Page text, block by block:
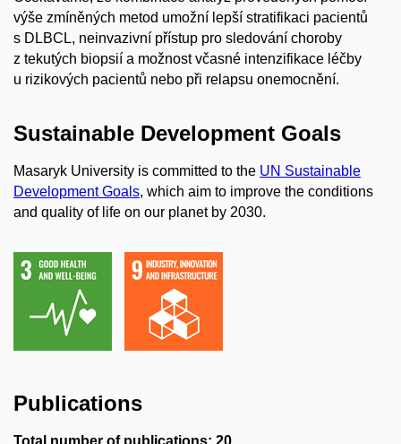
výše zmíněných metod umožní lepší stratifikaci pacientů
s DLBCL, neinvazivní přístup pro sledování choroby
z tekutých biopsií a možnost včasné intenzifikace léčby
u rizikových pacientů nebo při relapsu onemocnění.
Sustainable Development Goals
Masaryk University is committed to the UN Sustainable
Development Goals, which aim to improve the conditions
and quality of life on our planet by 2030.
Publications